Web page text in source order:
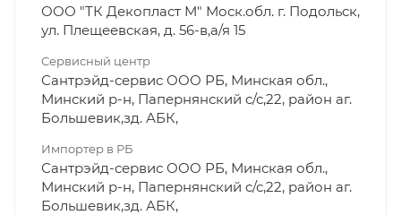
ООО "ТК Декопласт М" Моск.обл. г. Подольск,
ул. Плещеевская, д. 56-в,а/я 15
Сервисный центр
Сантрэйд-сервис ООО РБ, Минская обл.,
Минский р-н, Папернянский с/с,22, район аг.
Большевик,зд. АБК,
Импортер в РБ
Сантрэйд-сервис ООО РБ, Минская обл.,
Минский р-н, Папернянский с/с,22, район аг.
Большевик,зд. АБК,